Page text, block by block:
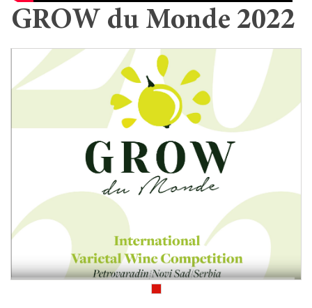
GROW du Monde 2022